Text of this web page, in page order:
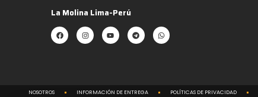
La Molina Lima-Perú
NOSOTROS INFORMACIÓN DE ENTREGA POLÍTICAS DE PRIVACIDAD